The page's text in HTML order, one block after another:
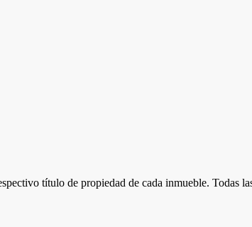
título de propiedad de cada inmueble. Todas